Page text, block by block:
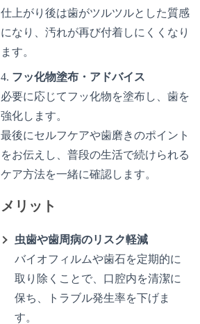
仕上がり後は歯がツルツルとした質感
になり、汚れが再び付着しにくくなり
ます。
フッ化物塗布・アドバイス
必要に応じてフッ化物を塗布し、歯を
強化します。
最後にセルフケアや歯磨きのポイント
をお伝えし、普段の生活で続けられる
ケア方法を一緒に確認します。
メリット
虫歯や歯周病のリスク軽減
バイオフィルムや歯石を定期的に
取り除くことで、口腔内を清潔に
保ち、トラブル発生率を下げま
す。